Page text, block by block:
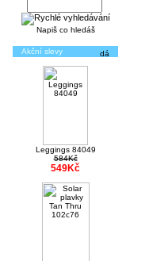
Napiš co hledáš
Akční slevy
Leggings 84049
584Kč
549Kč